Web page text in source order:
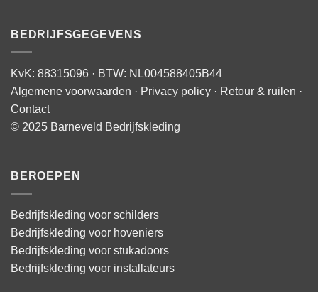
BEDRIJFSGEGEVENS
KvK: 88315096 · BTW: NL004588405B44
Algemene voorwaarden · Privacy policy · Retour & ruilen ·
Contact
© 2025 Barneveld Bedrijfskleding
BEROEPEN
Bedrijfskleding voor schilders
Bedrijfskleding voor hoveniers
Bedrijfskleding voor stukadoors
Bedrijfskleding voor installateurs